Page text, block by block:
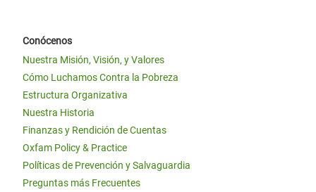
Conócenos
Nuestra Misión, Visión, y Valores
Cómo Luchamos Contra la Pobreza
Estructura Organizativa
Nuestra Historia
Finanzas y Rendición de Cuentas
Oxfam Policy & Practice
Políticas de Prevención y Salvaguardia
Preguntas más Frecuentes